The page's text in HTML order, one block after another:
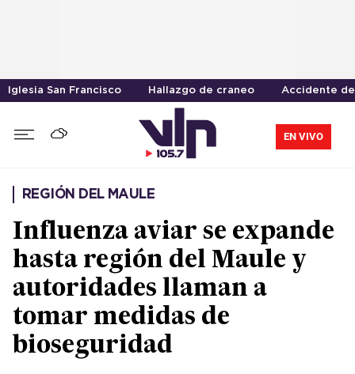
Iglesia San Francisco Hallazgo de craneo Accidente
EN VIVO
REGIÓN DEL MAULE
Influenza aviar se expande
hasta región del Maule y
autoridades llaman a
tomar medidas de
bioseguridad